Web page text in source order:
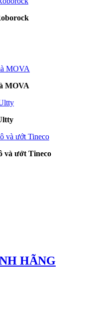
MOVA
và ướt Tineco
HÃNG